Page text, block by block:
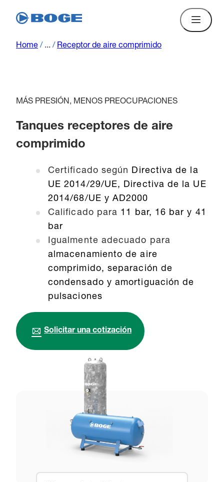
Home / ... / Receptor de aire comprimido
MÁS PRESIÓN, MENOS PREOCUPACIONES
Tanques receptores de aire
comprimido
Certificado según Directiva de la
UE 2014/29/UE, Directiva de la UE
2014/68/UE y AD2000
Calificado para 11 bar, 16 bar y 41
bar
Igualmente adecuado para
almacenamiento de aire
comprimido, separación de
condensado y amortiguación de
pulsaciones
Solicitar una cotización